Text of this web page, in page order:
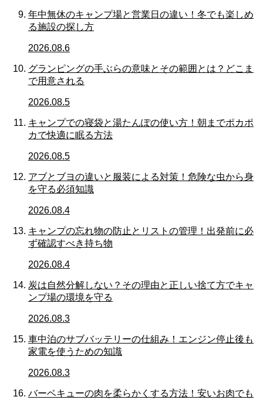
年中無休のキャンプ場と営業日の違い！冬でも楽しめ
る施設の探し方
2026.08.6
グランピングの手ぶらの意味とその範囲とは？どこま
で用意される
2026.08.5
キャンプでの寝袋と湯たんぽの使い方！朝までポカポ
カで快適に眠る方法
2026.08.5
アブとブヨの違いと服装による対策！危険な虫から身
を守る必須知識
2026.08.4
キャンプの忘れ物の防止とリストの管理！出発前に必
ず確認すべき持ち物
2026.08.4
炭は自然分解しない？その理由と正しい捨て方でキャ
ンプ場の環境を守る
2026.08.3
車中泊のサブバッテリーの仕組み！エンジン停止後も
家電を使うための知識
2026.08.3
バーベキューの肉を柔らかくする方法！安いお肉でも